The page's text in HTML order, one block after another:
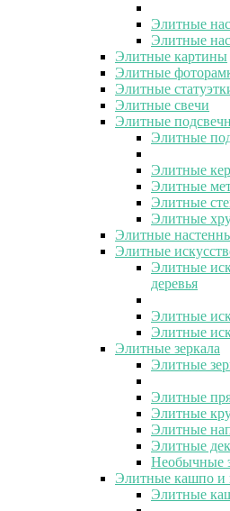
Элитные
Элитные
Элитные картины
Элитные
Элитные
Элитные свечи
Элитные
Элитные
Элитные
Элитные
Элитные
Элитные
Элитные
Элитные
Элитные
деревья
Элитные
Элитные
Элитные зеркала
Элитные
Элитные
Элитные
Элитные
Элитные
Необычные
Элитные кашпо и
Элитные